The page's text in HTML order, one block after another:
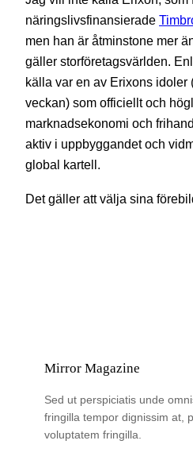
näringslivsfinansierade
men han är åtminstone mer
gäller storföretagsvärlden.
källa var en av Erixons idoler
veckan) som officiellt och
marknadsekonomi och
aktiv i uppbyggandet och
global kartell.
Det gäller att välja sina
Mirror Magazine
Sed ut perspiciatis unde
fringilla tempor dignissim at,
voluptatem fringilla.